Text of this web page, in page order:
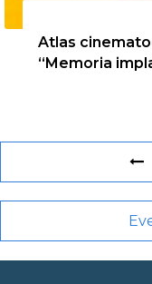
Atlas
“Memoria